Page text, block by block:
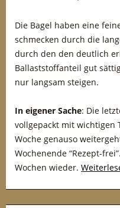
Die Bagel haben eine
schmecken durch die
durch den den deutlich
Ballaststoffanteil gut
nur langsam steigen.
In eigener Sache: Die
vollgepackt mit wichtigen
Woche genauso
Wochenende “Rezept-
Wochen wieder.